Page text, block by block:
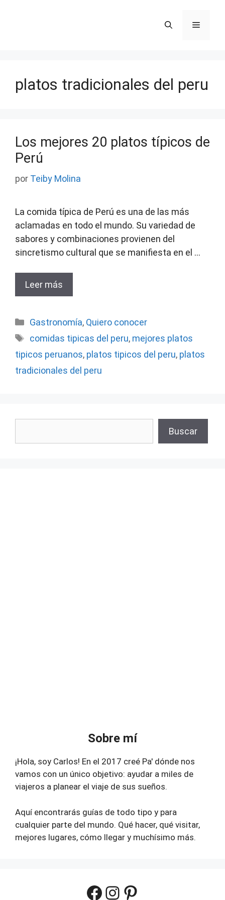
Menú
platos tradicionales del peru
Los mejores 20 platos típicos de
Perú
por Teiby Molina
La comida típica de Perú es una de las más
aclamadas en todo el mundo. Su variedad de
sabores y combinaciones provienen del
sincretismo cultural que se manifiesta en el …
Leer más
Categorías
Gastronomía, Quiero conocer
Etiquetas
comidas tipicas del peru, mejores platos
tipicos peruanos, platos tipicos del peru, platos
tradicionales del peru
Buscar
Sobre mí
¡Hola, soy Carlos! En el 2017 creé Pa' dónde nos
vamos con un único objetivo: ayudar a miles de
viajeros a planear el viaje de sus sueños.
Aquí encontrarás guías de todo tipo y para
cualquier parte del mundo. Qué hacer, qué visitar,
mejores lugares, cómo llegar y muchísimo más.
Facebook
Instagram
Pinterest